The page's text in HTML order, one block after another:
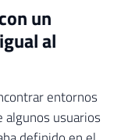
un
al
entornos
usuarios